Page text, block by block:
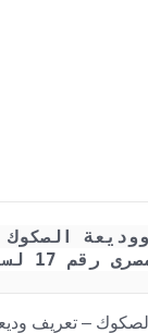
17 لسنة 1999
– تعريف